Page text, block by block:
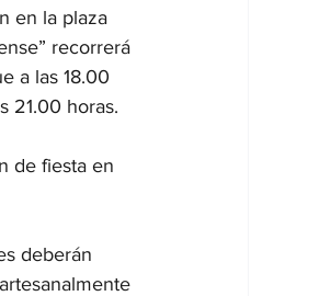
en la plaza
recorrerá
a las 18.00
21.00 horas.
de fiesta en
deberán